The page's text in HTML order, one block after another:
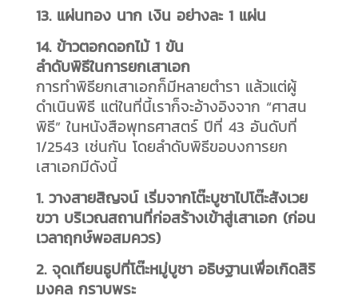
13. แผ่นทอง นาก เงิน อย่างละ 1 แผ่น
14. ข้าวตอกดอกไม้ 1 ขัน
ลำดับพิธีในการยกเสาเอก
การทำพิธียกเสาเอกก็มีหลายตำรา แล้วแต่ผู้
ดำเนินพิธี แต่ในที่นี้เราก็จะอ้างอิงจาก “ศาสน
พิธี” ในหนังสือพุทธศาสตร์ ปีที่ 43 อันดับที่
1/2543 เช่นกัน โดยลำดับพิธีขอบงการยก
เสาเอกมีดังนี้
1. วางสายสิญจน์ เริ่มจากโต๊ะบูชาไปโต๊ะสังเวย
ขวา บริเวณสถานที่ก่อสร้างเข้าสู่เสาเอก (ก่อน
เวลาฤกษ์พอสมควร)
2. จุดเทียนธูปที่โต๊ะหมู่บูชา อธิษฐานเพื่อเกิดสิริ
มงคล กราบพระ